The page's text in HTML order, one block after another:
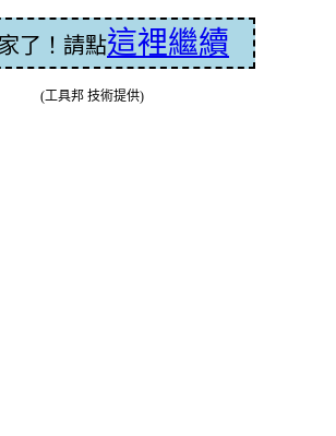
了！請點這裡繼續
(工具邦 技術提供)